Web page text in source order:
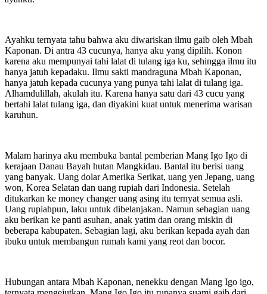
Ayahku ternyata tahu bahwa aku diwariskan ilmu gaib oleh Mbah
Kaponan. Di antra 43 cucunya, hanya aku yang dipilih. Konon
karena aku mempunyai tahi lalat di tulang iga ku, sehingga ilmu itu
hanya jatuh kepadaku. Ilmu sakti mandraguna Mbah Kaponan,
hanya jatuh kepada cucunya yang punya tahi lalat di tulang iga.
Alhamdulillah, akulah itu. Karena hanya satu dari 43 cucu yang
bertahi lalat tulang iga, dan diyakini kuat untuk menerima warisan
karuhun.
Malam harinya aku membuka bantal pemberian Mang Igo Igo di
kerajaan Danau Bayah hutan Mangkidau. Bantal itu berisi uang
yang banyak. Uang dolar Amerika Serikat, uang yen Jepang, uang
won, Korea Selatan dan uang rupiah dari Indonesia. Setelah
ditukarkan ke money changer uang asing itu ternyat semua asli.
Uang rupiahpun, laku untuk dibelanjakan. Namun sebagian uang
aku berikan ke panti asuhan, anak yatim dan orang miskin di
beberapa kabupaten. Sebagian lagi, aku berikan kepada ayah dan
ibuku untuk membangun rumah kami yang reot dan bocor.
Hubungan antara Mbah Kaponan, nenekku dengan Mang Igo igo,